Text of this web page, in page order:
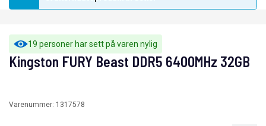
19 personer har sett på varen nylig
Kingston FURY Beast DDR5 6400MHz 32GB
Varenummer: 1317578